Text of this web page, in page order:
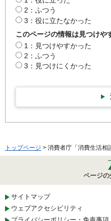
2：ふつう
3：役に立たなかった
このページの情報は見つけや
1：見つけやすかった
2：ふつう
3：見つけにくかった
トップページ > 消費者庁「消費生活相
ページの
サイトマップ
ウェブアクセシビリティ